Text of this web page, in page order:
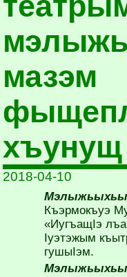
мазэм
хъунущ
2018-04-10
Къэрмокъуэ
«ИугъащIэ
Iуэтэжым
гушыIэм.